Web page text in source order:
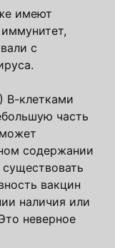
имеют
с
В-клетками
часть
содержании
вакцин
наличия или
неверное